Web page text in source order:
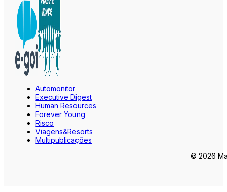
Automonitor
Executive Digest
Human Resources
Forever Young
Risco
Viagens&Resorts
Multipublicações
© 2026